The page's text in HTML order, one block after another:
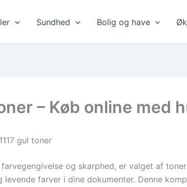
Sundhed Bolig og have
– Køb online med
gul toner
og skarphed, er valget af
farver i dine dokumenter. Denne